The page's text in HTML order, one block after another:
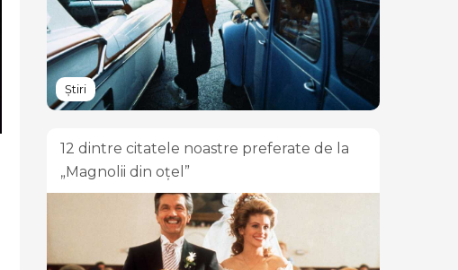
Știri
12 dintre citatele noastre preferate de la
„Magnolii din oțel”